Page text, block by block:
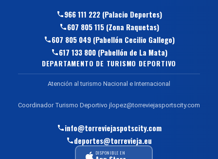
966 111 222 (Palacio Deportes)
607 805 115 (Zona Raquetas)
607 805 049 (Pabellón Cecilio Gallego)
617 133 800 (Pabellón de La Mata)
DEPARTAMENTO DE TURISMO DEPORTIVO
Atención al turismo Nacional e Internacional
Coordinador Turismo Deportivo jlopez@torreviejasportscity.com
info@torreviejaspotscity.com
deportes@torrevieja.eu
DISPONIBLE EN